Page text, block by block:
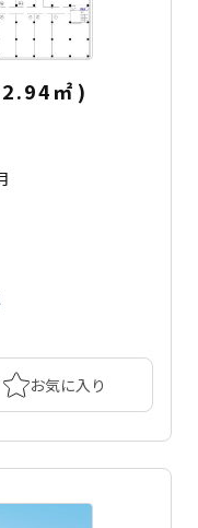
㎡ )
お気に入り